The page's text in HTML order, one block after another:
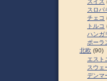
スイス
スロパ
チェコ
トルコ
ハンガ
ポーラ
北欧 (90)
エスト
スウェ
デンマ